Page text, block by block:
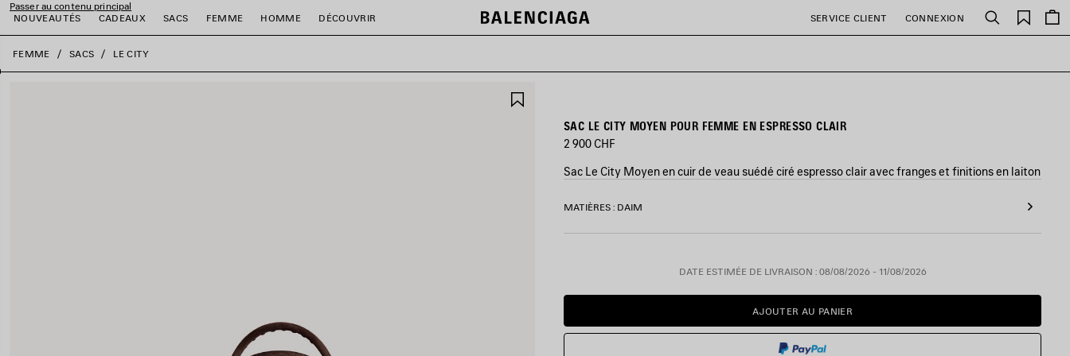
Passer au contenu principal
NOUVEAUTÉS
CADEAUX SACS FEMME HOMME DÉCOUVRIR SERVICE CLIENT CONNEXION Rechercher
fermer la bannière
FEMME SACS LE CITY
FAVORISSAC LE CITY MOYEN POUR FEMME EN ESPRESSO CLAIR
2 900 CHF
Sac Le City Moyen en cuir de veau suédé ciré espresso clair avec franges et finitions en laiton
COULEURS
MATIÈRES : DAIM
DATE ESTIMÉE DE LIVRAISON : 08/08/2026 - 11/08/2026
AJOUTER
AU
AJOUTER AU PANIER
VEUILLEZ
SÉLECTIONNER
TAILLE